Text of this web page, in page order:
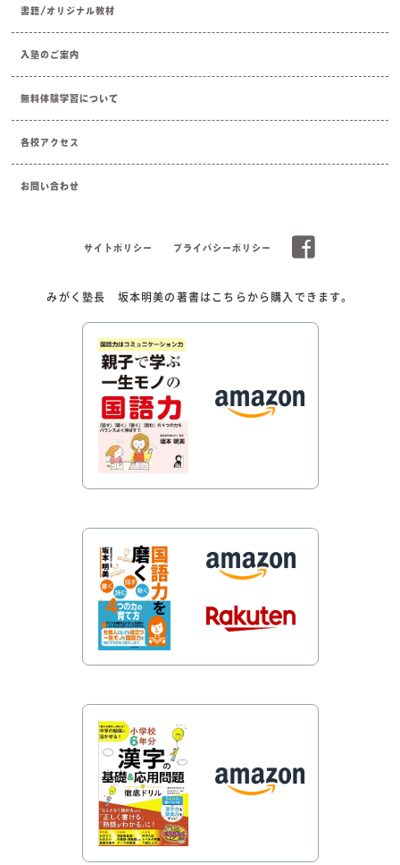
書籍/オリジナル教材
入塾のご案内
無料体験学習について
各校アクセス
お問い合わせ
サイトポリシー プライバシーポリシー
みがく塾長 坂本明美の著書はこちらから購入できます。